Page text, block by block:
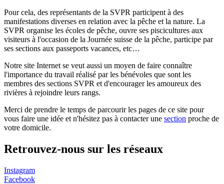
Pour cela, des représentants de la SVPR participent à des
manifestations diverses en relation avec la pêche et la nature. La
SVPR organise les écoles de pêche, ouvre ses piscicultures aux
visiteurs à l'occasion de la Journée suisse de la pêche, participe par
ses sections aux passeports vacances, etc…
Notre site Internet se veut aussi un moyen de faire connaître
l'importance du travail réalisé par les bénévoles que sont les
membres des sections SVPR et d'encourager les amoureux des
rivières à rejoindre leurs rangs.
Merci de prendre le temps de parcourir les pages de ce site pour
vous faire une idée et n'hésitez pas à contacter une section proche de
votre domicile.
Retrouvez-nous sur les réseaux
Instagram
Facebook